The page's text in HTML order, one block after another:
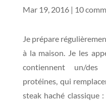
Mar 19, 2016| 10
Je prépare
à la maison. Je les
contiennent un/des
protéines, qui
steak haché classique